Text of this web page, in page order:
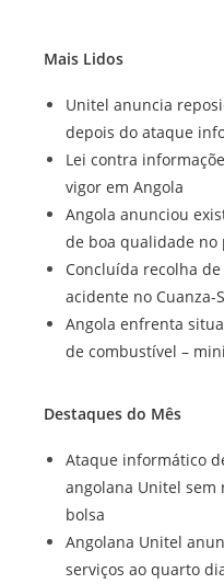
Mais Lidos
Unitel anuncia
depois do ataque
Lei contra
vigor em Angola
Angola anunciou
de boa qualidade no
Concluída recolha
acidente no Cuanza-
Angola enfrenta
de combustível –
Destaques do Mês
Ataque informático
angolana Unitel sem
bolsa
Angolana Unitel
serviços ao quarto